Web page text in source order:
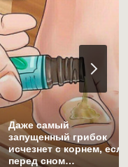
Даже самый
запущенный грибок
исчезнет с корнем,
перед сном…